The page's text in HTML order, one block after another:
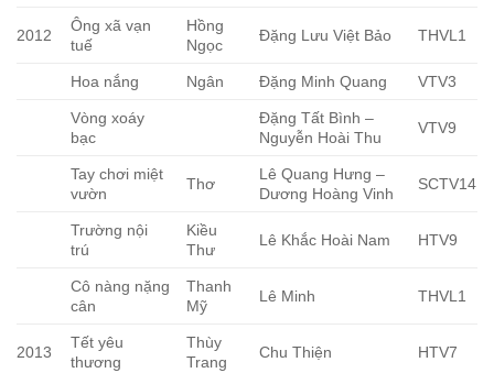
2012
Ông xã vạn
tuế
Hồng
Ngọc
Đặng Lưu Việt Bảo THVL1
Hoa nắng Ngân Đặng Minh Quang VTV3
Vòng xoáy
bạc
Đặng Tất Bình –
Nguyễn Hoài Thu
VTV9
Tay chơi miệt
vườn
Thơ
Lê Quang Hưng –
Dương Hoàng Vinh
SCTV14
Trường nội
trú
Kiều
Thư
Lê Khắc Hoài Nam HTV9
Cô nàng nặng
cân
Thanh
Mỹ
Lê Minh THVL1
2013
Tết yêu
thương
Thùy
Trang
Chu Thiện HTV7